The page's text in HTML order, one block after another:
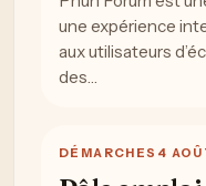
une expérience
aux utilisateurs
des…
DÉMARCHES 4